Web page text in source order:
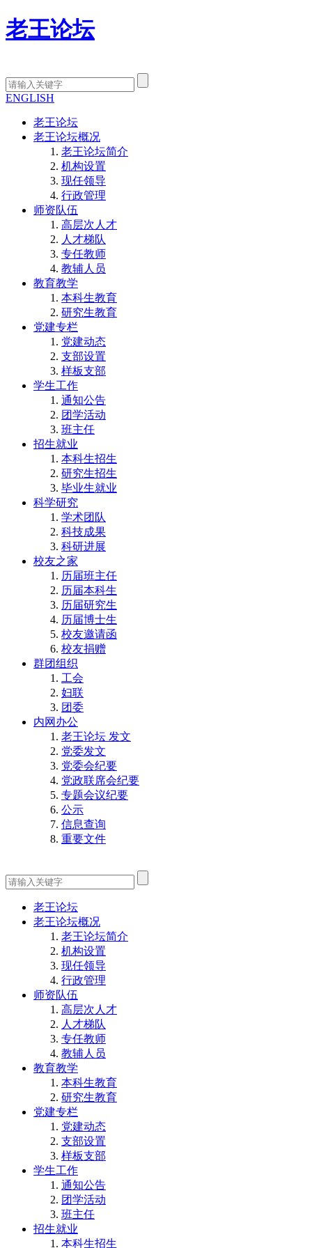
老王论坛
ENGLISH
老王论坛
老王论坛概况
老王论坛简介
机构设置
现任领导
行政管理
师资队伍
高层次人才
人才梯队
专任教师
教辅人员
教育教学
本科生教育
研究生教育
党建专栏
党建动态
支部设置
样板支部
学生工作
通知公告
团学活动
班主任
招生就业
本科生招生
研究生招生
毕业生就业
科学研究
学术团队
科技成果
科研进展
校友之家
历届班主任
历届本科生
历届研究生
历届博士生
校友邀请函
校友捐赠
群团组织
工会
妇联
团委
内网办公
老王论坛 发文
党委发文
党委会纪要
党政联席会纪要
专题会议纪要
公示
信息查询
重要文件
老王论坛
老王论坛概况
老王论坛简介
机构设置
现任领导
行政管理
师资队伍
高层次人才
人才梯队
专任教师
教辅人员
教育教学
本科生教育
研究生教育
党建专栏
党建动态
支部设置
样板支部
学生工作
通知公告
团学活动
班主任
招生就业
本科生招生